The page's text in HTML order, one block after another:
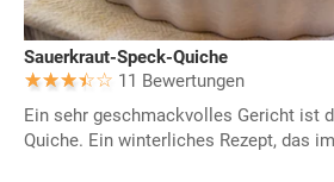
Sauerkraut-Speck-Quiche
11 Bewertungen
Ein sehr geschmackvolles Gericht ist
Quiche. Ein winterliches Rezept, das